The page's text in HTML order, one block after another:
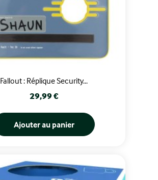
Fallout : Réplique Security...
Prix
29,99 €
Ajouter au panier